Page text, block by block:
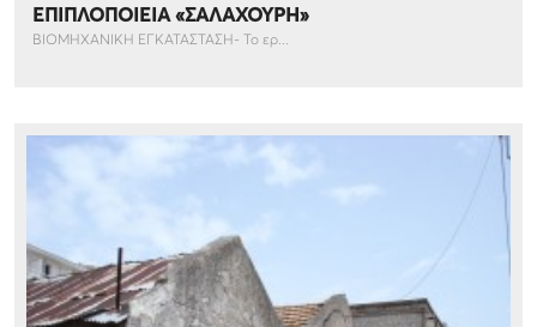
ΕΠΙΠΛΟΠΟΙΕΙΑ «ΣΑΛΑΧΟΥΡΗ»
ΒΙΟΜΗΧΑΝΙΚΗ ΕΓΚΑΤΑΣΤΑΣΗ- Το ερ...